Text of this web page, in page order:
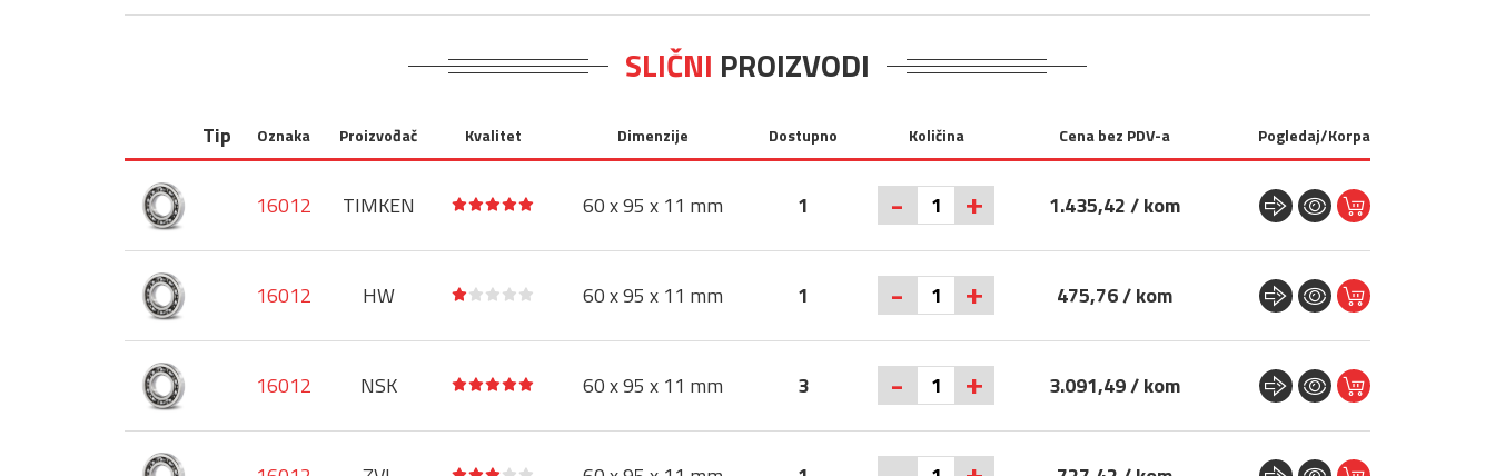
SLIČNI PROIZVODI
Tip Oznaka Proizvođač Kvalitet Dimenzije Dostupno Količina Cena bez PDV-a Pogledaj/Korpa
16012 TIMKEN 60 x 95 x 11 mm 1 - + 1.435,42 / kom
16012 HW 60 x 95 x 11 mm 1 - + 475,76 / kom
16012 NSK 60 x 95 x 11 mm 3 - + 3.091,49 / kom